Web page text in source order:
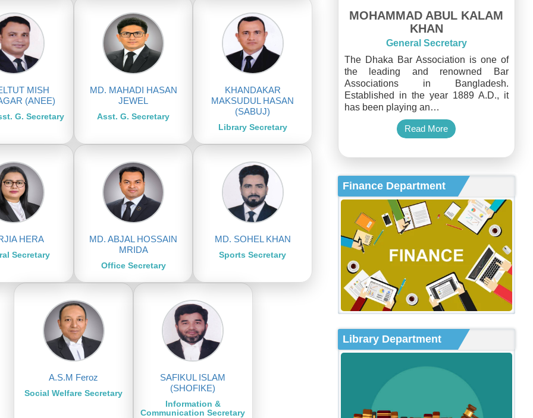
MISH
(ANEE)
G. Secretary
MD. MAHADI HASAN
JEWEL
Asst. G. Secretary
KHANDAKAR
MAKSUDUL HASAN
(SABUJ)
Library Secretary
HERA
Secretary
MD. ABJAL HOSSAIN
MRIDA
Office Secretary
MD. SOHEL KHAN
Sports Secretary
A.S.M Feroz
Social Welfare Secretary
SAFIKUL ISLAM
(SHOFIKE)
Information &
Communication Secretary
MOHAMMAD ABUL KALAM
KHAN
General Secretary
The Dhaka Bar Association is one of
the leading and renowned Bar
Associations in Bangladesh.
Established in the year 1889 A.D., it
has been playing an…
Read More
Finance Department
Library Department